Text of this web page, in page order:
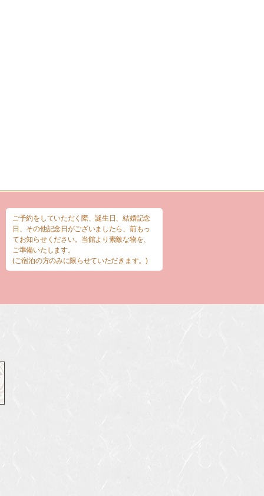
ご予約をしていただく際、誕生日、結婚記念
日、その他記念日がございましたら、前もっ
てお知らせください。当館より素敵な物を、
ご準備いたします。
(ご宿泊の方のみに限らせていただきます。)